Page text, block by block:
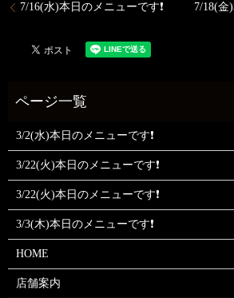
7/16(水)本日のメニューです❗️ 7/18(金
3/2(水)本日のメニューです❗
3/22(火)本日のメニューです❗
3/22(火)本日のメニューです❗
3/3(木)本日のメニューです❗
HOME
店舗案内